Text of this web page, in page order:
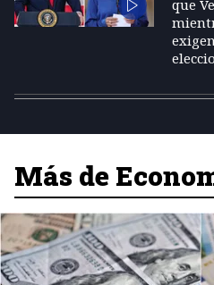
que
Más de